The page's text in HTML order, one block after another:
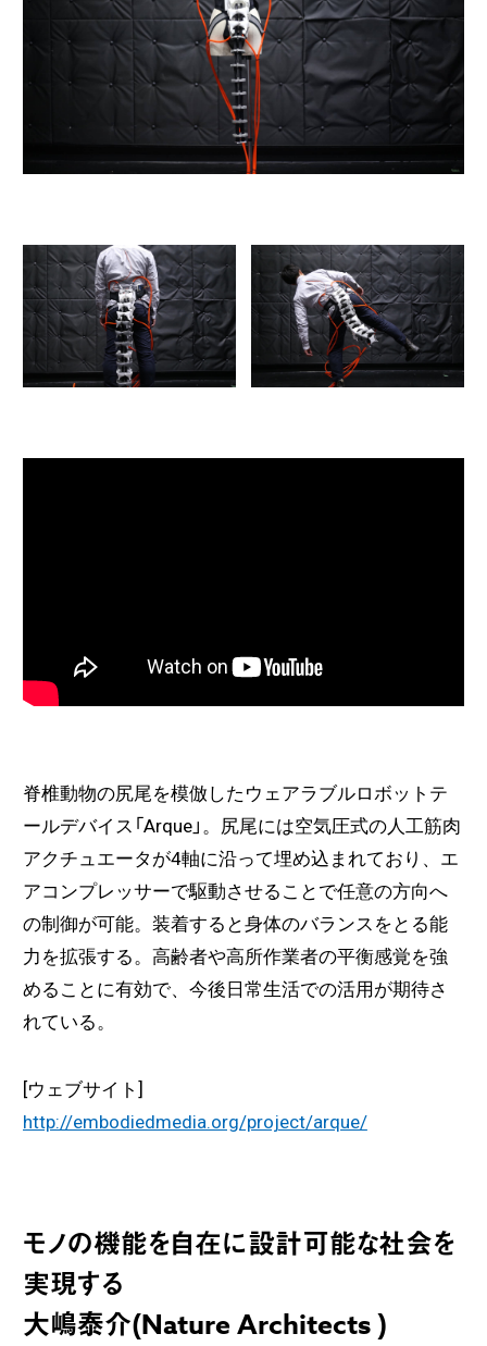
脊椎動物の尻尾を模倣したウェアラブルロボットテ
ールデバイス「Arque」。尻尾には空気圧式の人工筋肉
アクチュエータが4軸に沿って埋め込まれており、エ
アコンプレッサーで駆動させることで任意の方向へ
の制御が可能。装着すると身体のバランスをとる能
力を拡張する。高齢者や高所作業者の平衡感覚を強
めることに有効で、今後日常生活での活用が期待さ
れている。
[ウェブサイト]
http://embodiedmedia.org/project/arque/
モノの機能を自在に設計可能な社会を
実現する
大嶋泰介(Nature Architects )